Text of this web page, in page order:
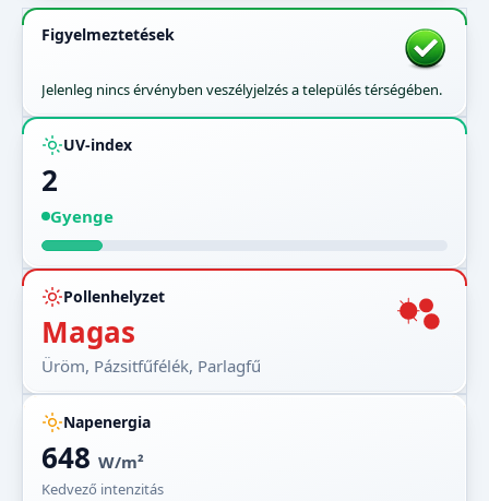
Figyelmeztetések
Jelenleg nincs érvényben veszélyjelzés a település térségében.
UV-index
2
Gyenge
Pollenhelyzet
Magas
Üröm, Pázsitfűfélék, Parlagfű
Napenergia
648 W/m²
Kedvező intenzitás